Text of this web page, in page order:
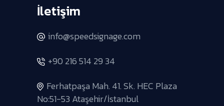
İletişim
info@speedsignage.com
+90 216 514 29 34
Ferhatpaşa Mah. 41. Sk. HEC Plaza
No:51-53 Ataşehir/İstanbul